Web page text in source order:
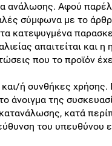
ανάλωσης. Αφού
σύμφωνα με το
κατεψυγμένα
απαιτείται και
που το προϊόν
ή συνθήκες χρήσης.
άνοιγμα της
κατά
του υπευθύνου